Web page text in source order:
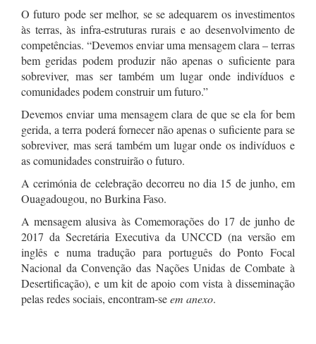
O futuro pode ser melhor, se se adequarem os investimentos
às terras, às infra-estruturas rurais e ao desenvolvimento de
competências. “Devemos enviar uma mensagem clara – terras
bem geridas podem produzir não apenas o suficiente para
sobreviver, mas ser também um lugar onde indivíduos e
comunidades podem construir um futuro.”
Devemos enviar uma mensagem clara de que se ela for bem
gerida, a terra poderá fornecer não apenas o suficiente para se
sobreviver, mas será também um lugar onde os indivíduos e
as comunidades construirão o futuro.
A cerimónia de celebração decorreu no dia 15 de junho, em
Ouagadougou, no Burkina Faso.
A mensagem alusiva às Comemorações do 17 de junho de
2017 da Secretária Executiva da UNCCD (na versão em
inglês e numa tradução para português do Ponto Focal
Nacional da Convenção das Nações Unidas de Combate à
Desertificação), e um kit de apoio com vista à disseminação
pelas redes sociais, encontram-seem anexo.